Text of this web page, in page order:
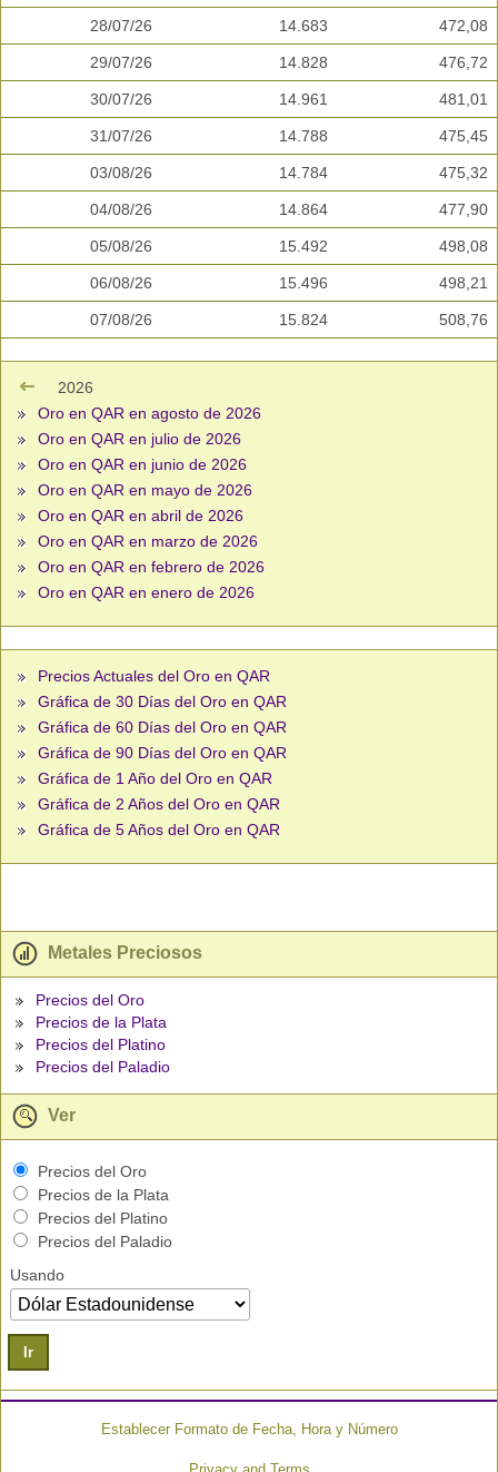
28/07/26 14.683 472,08
29/07/26 14.828 476,72
30/07/26 14.961 481,01
31/07/26 14.788 475,45
03/08/26 14.784 475,32
04/08/26 14.864 477,90
05/08/26 15.492 498,08
06/08/26 15.496 498,21
07/08/26 15.824 508,76
2026
Oro en QAR en agosto de 2026
Oro en QAR en julio de 2026
Oro en QAR en junio de 2026
Oro en QAR en mayo de 2026
Oro en QAR en abril de 2026
Oro en QAR en marzo de 2026
Oro en QAR en febrero de 2026
Oro en QAR en enero de 2026
Precios Actuales del Oro en QAR
Gráfica de 30 Días del Oro en QAR
Gráfica de 60 Días del Oro en QAR
Gráfica de 90 Días del Oro en QAR
Gráfica de 1 Año del Oro en QAR
Gráfica de 2 Años del Oro en QAR
Gráfica de 5 Años del Oro en QAR
Metales Preciosos
Precios del Oro
Precios de la Plata
Precios del Platino
Precios del Paladio
Ver
Precios del Oro
Precios de la Plata
Precios del Platino
Precios del Paladio
Usando
Ir
Establecer Formato de Fecha, Hora y Número
Privacy and Terms